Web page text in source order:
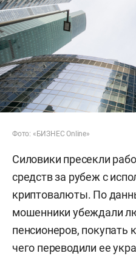
Фото: «БИЗНЕС Online»
Силовики пресекли
средств за рубеж с
криптовалюты. По
мошенники убеждали
пенсионеров, покупать
чего переводили ее